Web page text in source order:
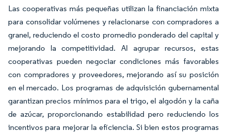
Las cooperativas más pequeñas utilizan la financiación mixta
para consolidar volúmenes y relacionarse con compradores a
granel, reduciendo el costo promedio ponderado del capital y
mejorando la competitividad. Al agrupar recursos, estas
cooperativas pueden negociar condiciones más favorables
con compradores y proveedores, mejorando así su posición
en el mercado. Los programas de adquisición gubernamental
garantizan precios mínimos para el trigo, el algodón y la caña
de azúcar, proporcionando estabilidad pero reduciendo los
incentivos para mejorar la eficiencia. Si bien estos programas